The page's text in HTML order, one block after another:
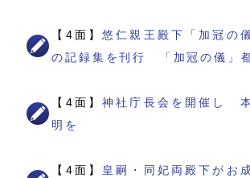
【4面】悠仁親王殿下「加冠の
の記録集を刊行 「加冠の儀」
【4面】神社庁長会を開催し
明を
【4面】 皇嗣・同妃両殿下がお